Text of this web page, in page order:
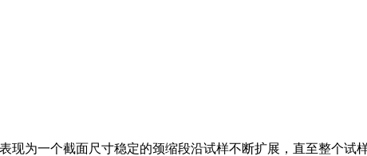
现为一个截面尺寸稳定的颈缩段沿试样不断扩展，直至整个试